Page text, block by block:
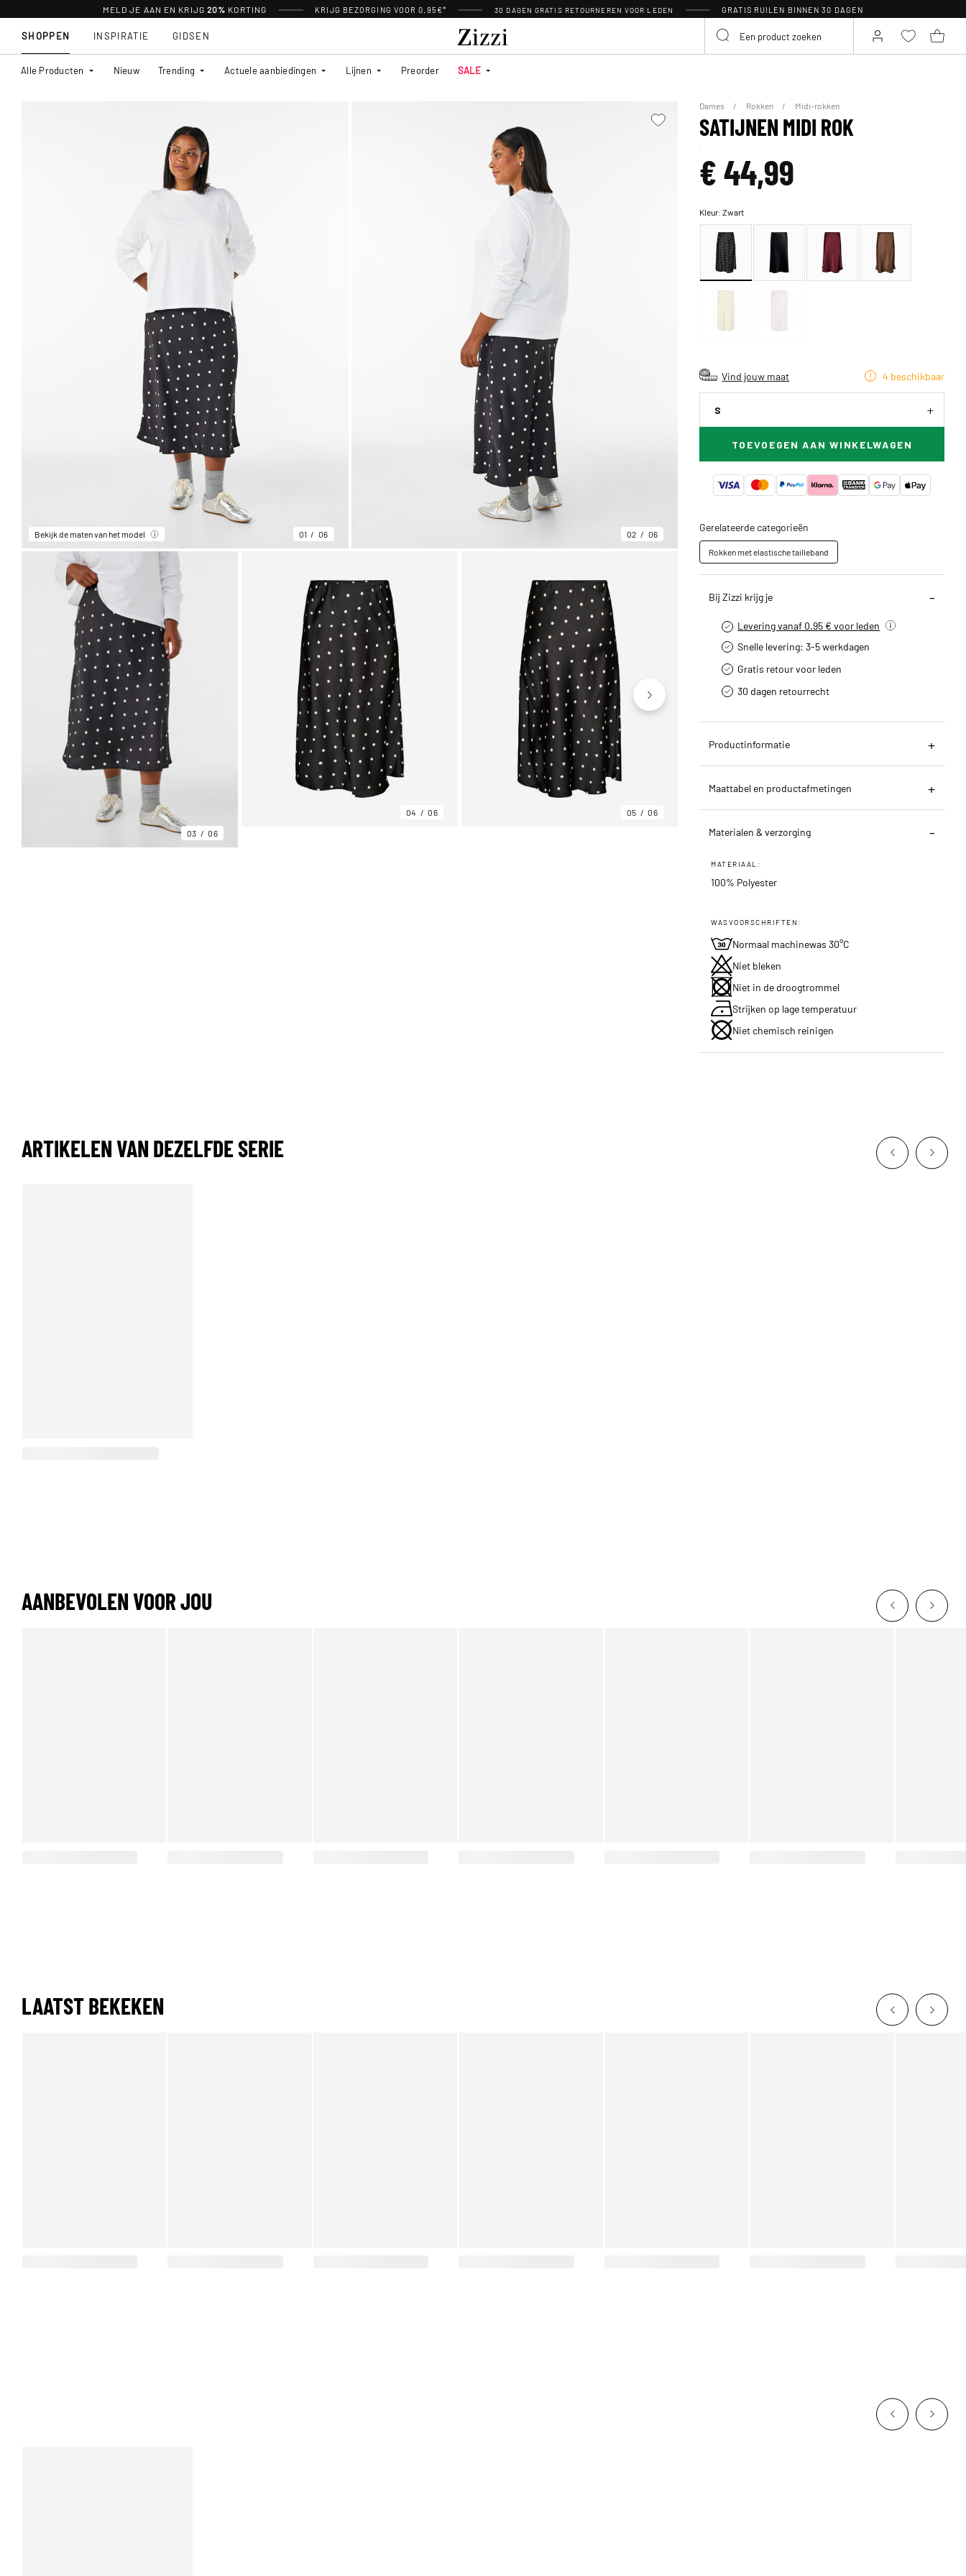
MELD JE AAN EN KRIJG 20% KORTING KRIJG BEZORGING VOOR 0,95€* 30 DAGEN GRATIS RETOURNEREN VOOR LEDEN GRATIS RUILEN BINNEN 30 DAGEN
SHOPPEN
Alle Producten Nieuw Trending Actuele aanbiedingen Lijnen Preorder SALE
INSPIRATIE GIDSEN
Bekijk de maten van het model 01 06 02 06
03 06
04 06 05 06 06 06
Dames Rokken Midi-rokken
SATIJNEN MIDI ROK
€ 44,99
Kleur:Zwart
Vind jouw maat 4 beschikbaar
S
TOEVOEGEN AAN WINKELWAGEN
Gerelateerde categorieën
Rokken met elastische tailleband
Bij Zizzi krijg je
Levering vanaf 0.95 € voor leden
Snelle levering: 3-5 werkdagen
Gratis retour voor leden
30 dagen retourrecht­
Productinformatie
Maattabel en productafmetingen
Materialen & verzorging
MATERIAAL:
100% Polyester
WASVOORSCHRIFTEN:
Normaal machinewas 30°C
Niet bleken
Niet in de droogtrommel
Strijken op lage temperatuur
Niet chemisch reinigen
ARTIKELEN VAN DEZELFDE SERIE
AANBEVOLEN VOOR JOU
LAATST BEKEKEN